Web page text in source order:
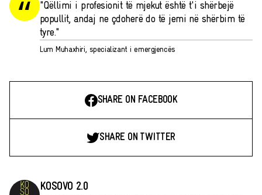
"Qëllimi i profesionit të mjekut është t'i shërbejë
popullit, andaj ne çdoherë do të jemi në shërbim të
tyre."
Lum Muhaxhiri, specializant i emergjencës
SHARE ON FACEBOOK
SHARE ON TWITTER
KOSOVO 2.0